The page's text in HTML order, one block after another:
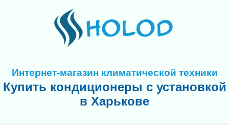
Интернет-магазин климатической техники
Купить кондиционеры с установкой
в Харькове